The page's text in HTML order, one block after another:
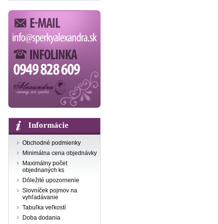
Informácie
Obchodné podmienky
Minimálna cena objednávky
Maximálny počet
objednaných ks
Dôležité upozornenie
Slovníček pojmov na
vyhľadávanie
Tabuľka veľkostí
Doba dodania